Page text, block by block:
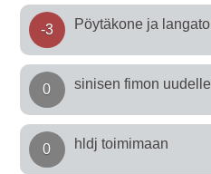
-3 Pöytäkone ja
0 sinisen fimon
0 hldj toimimaan